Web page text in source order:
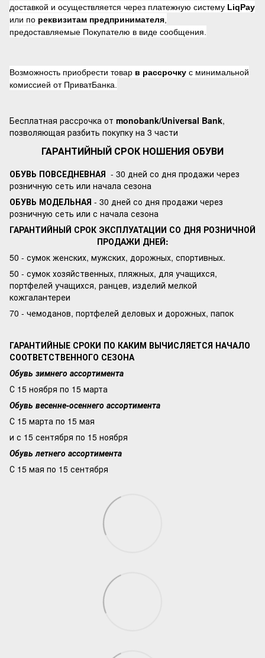
доставкой и осуществляется через платежную систему LiqPay
или по реквизитам предпринимателя
предоставляемые Покупателю в виде сообщения.
Возможность приобрести товар в рассрочку с минимальной
комиссией от ПриватБанка.
Бесплатная рассрочка от monobank/Universal Bank,
позволяющая разбить покупку на 3 части
ГАРАНТИЙНЫЙ СРОК НОШЕНИЯ ОБУВИ
ОБУВЬ ПОВСЕДНЕВНАЯ - 30 дней со дня продажи через
розничную сеть или начала сезона
ОБУВЬ МОДЕЛЬНАЯ - 30 дней со дня продажи через
розничную сеть или с начала сезона
ГАРАНТИЙНЫЙ СРОК ЭКСПЛУАТАЦИИ СО ДНЯ РОЗНИЧНОЙ
ПРОДАЖИ ДНЕЙ:
50 - сумок женских, мужских, дорожных, спортивных.
50 - сумок хозяйственных, пляжных, для учащихся,
портфелей учащихся, ранцев, изделий мелкой
кожгалантереи
70 - чемоданов, портфелей деловых и дорожных, папок
ГАРАНТИЙНЫЕ СРОКИ ПО КАКИМ ВЫЧИСЛЯЕТСЯ НАЧАЛО
СООТВЕТСТВЕННОГО СЕЗОНА
Обувь зимнего ассортимента
С 15 ноября по 15 марта
Обувь весенне-осеннего ассортимента
С 15 марта по 15 мая
и с 15 сентября по 15 ноября
Обувь летнего ассортимента
С 15 мая по 15 сентября